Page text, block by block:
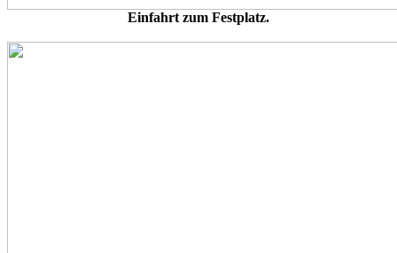
Einfahrt zum Festplatz.